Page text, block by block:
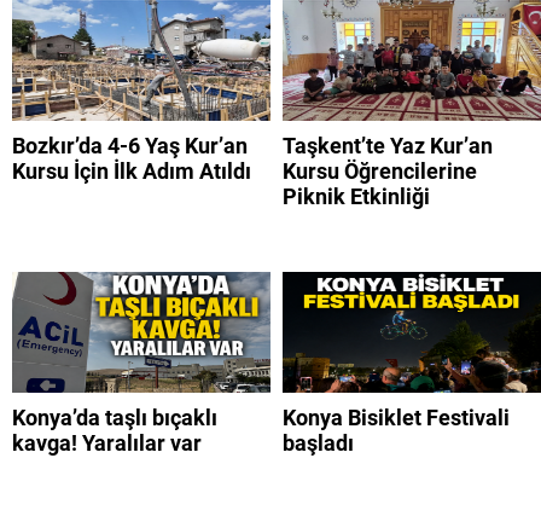
Bozkır’da 4-6 Yaş Kur’an
Kursu İçin İlk Adım Atıldı
Taşkent’te Yaz Kur’an
Kursu Öğrencilerine
Piknik Etkinliği
Konya’da taşlı bıçaklı
kavga! Yaralılar var
Konya Bisiklet Festivali
başladı